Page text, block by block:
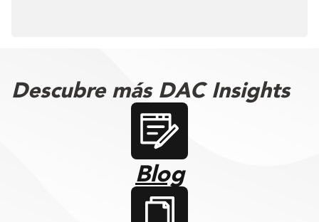
Descubre más DAC Insights
Blog